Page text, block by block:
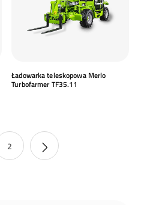
Ładowarka teleskopowa Merlo
Turbofarmer TF35.11
2